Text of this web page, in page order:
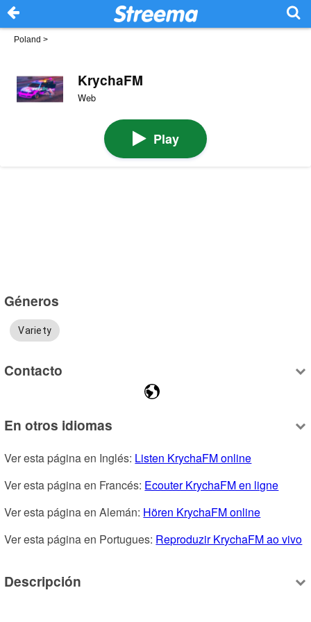
Poland >
KrychaFM
Web
Play
Géneros
Variety
Contacto
En otros idiomas
Ver esta página en Inglés: Listen KrychaFM online
Ver esta página en Francés: Ecouter KrychaFM en ligne
Ver esta página en Alemán: Hören KrychaFM online
Ver esta página en Portugues: Reproduzir KrychaFM ao vivo
Descripción